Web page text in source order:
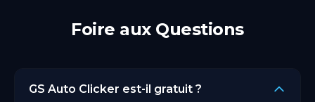
Foire aux Questions
GS Auto Clicker est-il gratuit ?